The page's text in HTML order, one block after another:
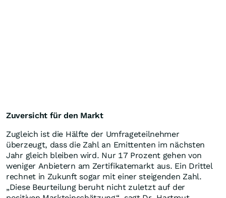
Zuversicht für den Markt
Zugleich ist die Hälfte der Umfrageteilnehmer
überzeugt, dass die Zahl an Emittenten im nächsten
Jahr gleich bleiben wird. Nur 17 Prozent gehen von
weniger Anbietern am Zertifikatemarkt aus. Ein Drittel
rechnet in Zukunft sogar mit einer steigenden Zahl.
„Diese Beurteilung beruht nicht zuletzt auf der